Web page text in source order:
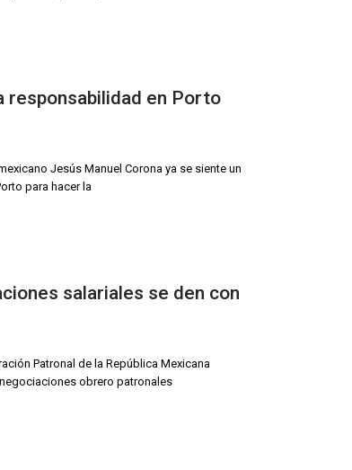
responsabilidad en Porto
Jesús Manuel Corona ya se siente un
para hacer la
salariales se den con
Patronal de la República Mexicana
obrero patronales